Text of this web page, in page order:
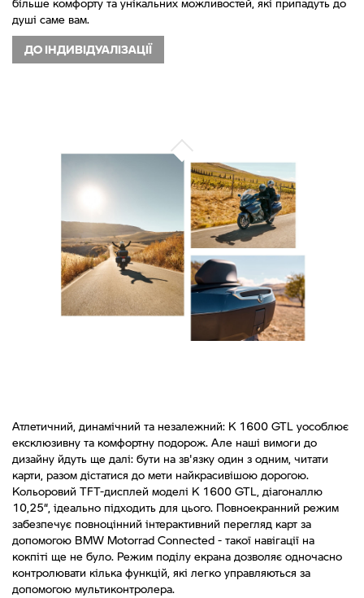
душі саме вам.
ДО ІНДИВІДУАЛІЗАЦІЇ
Атлетичний, динамічний та незалежний: K 1600 GTL уособлює
ексклюзивну та комфортну подорож. Але наші вимоги до
дизайну йдуть ще далі: бути на зв'язку один з одним, читати
карти, разом дістатися до мети найкрасивішою дорогою.
Кольоровий TFT-дисплей моделі K 1600 GTL, діагоналлю
10,25“, ідеально підходить для цього. Повноекранний режим
забезпечує повноцінний інтерактивний перегляд карт за
допомогою BMW Motorrad Connected - такої навігації на
кокпіті ще не було. Режим поділу екрана дозволяє одночасно
контролювати кілька функцій, які легко управляються за
допомогою мультиконтролера.